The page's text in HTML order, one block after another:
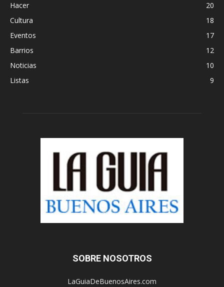
Hacer
20
Cultura
18
Eventos
17
Barrios
12
Noticias
10
Listas
9
SOBRE NOSOTROS
LaGuiaDeBuenosAires.com